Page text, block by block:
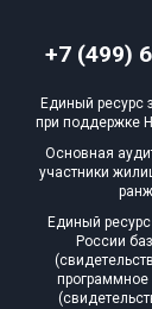
+7 (499)
Единый ресурс
при поддержке
Основная
участники
Единый
России
программное